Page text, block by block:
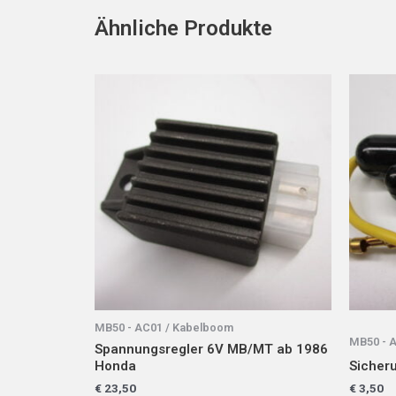
Ähnliche Produkte
MB50 - AC01 / Kabelboom
Spannungsregler 6V MB/MT ab 1986
Honda
€ 23,50
MB50 -
€3,50